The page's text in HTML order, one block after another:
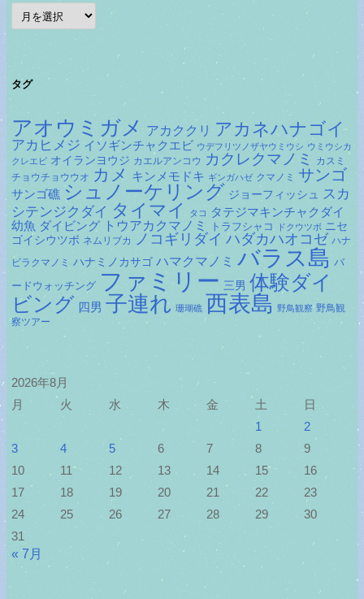
ア
ー
カ
ブ
タグ
アオウミガメ アカククリ アカネハナゴイ
アカヒメジ イソギンチャクエビ ウデフリツノザヤウミウシ ウミウシカ
クレエビ オイランヨウジ カエルアンコウ カクレクマノミ
カスミ
チョウチョウウオ カメ キンメモドキ ギンガハゼ クマノミ サンゴ
サンゴ礁 シュノーケリング ジョーフィッシュ スカ
シテンジクダイ タイマイ タコ
タテジマキンチャクダイ
幼魚 ダイビング トウアカクマノミ トラフシャコ ドクウツボ ニセ
ゴイシウツボ ネムリブカ ノコギリダイ ハダカハオコゼ ハナ
ビラクマノミ ハナミノカサゴ ハマクマノミ バラス島 バ
ードウォッチング ファミリー 三男 体験ダイ
ビング 四男 子連れ 珊瑚礁 西表島 野鳥観察 野鳥観
察ツアー
2026年8月
月
火 水 木 金 土
日
1
2
3
4 5 6 7 8
9
10
11 12 13 14 15
16
17
18 19 20 21 22
23
24
25 26 27 28 29
30
31
« 7月